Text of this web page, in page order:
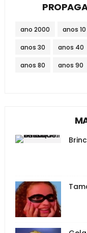
ano 2000 anos 10
anos 30 anos 40
anos 80 anos 90